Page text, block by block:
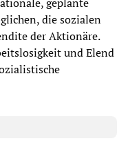
die sozialen
der Aktionäre.
und Elend